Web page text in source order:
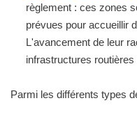
règlement : ces zones
prévues pour accueillir
L'avancement de leur
infrastructures routières
Parmi les différents types